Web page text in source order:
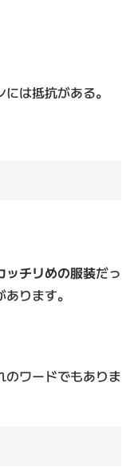
は抵抗がある。
ッチリめの服装だっ
ります。
のワードでもありま